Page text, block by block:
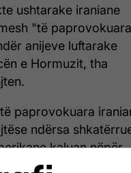
ushtarake iraniane
"të
anijeve luftarake
e Hormuzit, tha
paprovokuara
ndërsa
kaluan nëpër
më 7 maj", tha